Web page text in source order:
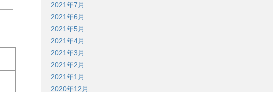
2021年7月
2021年6月
2021年5月
2021年4月
2021年3月
2021年2月
2021年1月
2020年12月